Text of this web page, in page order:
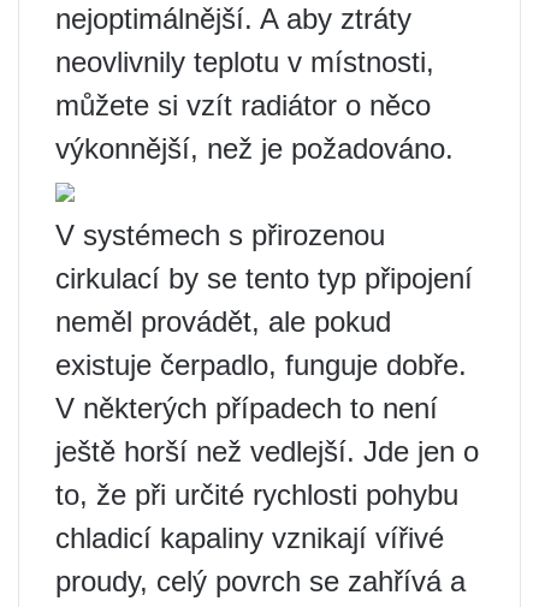
nejoptimálnější. A aby ztráty
neovlivnily teplotu v místnosti,
můžete si vzít radiátor o něco
výkonnější, než je požadováno.
V systémech s přirozenou
cirkulací by se tento typ připojení
neměl provádět, ale pokud
existuje čerpadlo, funguje dobře.
V některých případech to není
ještě horší než vedlejší. Jde jen o
to, že při určité rychlosti pohybu
chladicí kapaliny vznikají vířivé
proudy, celý povrch se zahřívá a